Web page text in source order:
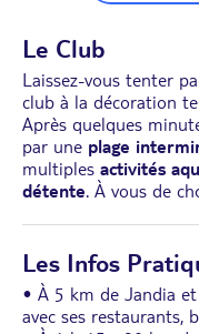
Le Club
Laissez-vous tenter
club à la décoration
Après quelques
par une plage
multiples activités
détente. À vous de
Les Infos
• À 5 km de Jandia
avec ses restaurants,